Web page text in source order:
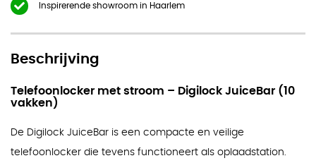
Inspirerende showroom in Haarlem
Beschrijving
Telefoonlocker met stroom – Digilock JuiceBar (10
vakken)
De Digilock JuiceBar is een compacte en veilige
telefoonlocker die tevens functioneert als oplaadstation.